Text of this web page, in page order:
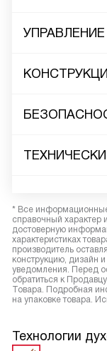
УПРАВЛЕНИЕ
* Все
справочный характер
достоверную
характеристиках
производитель
конструкцию, дизайн
уведомления. Перед
обратиться к
Товара. Подробная
на упаковке товара.
Технологии